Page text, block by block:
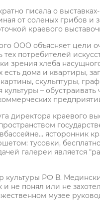
писала о
от соленых
краевого
ООО объясняет цели
тех потребителей
зрения хлеба
дома и квартиры,
скульптуры,
–
директора краевого
ясторонник
тусовки,
галереи является
РФ В.
не понял или не
музее